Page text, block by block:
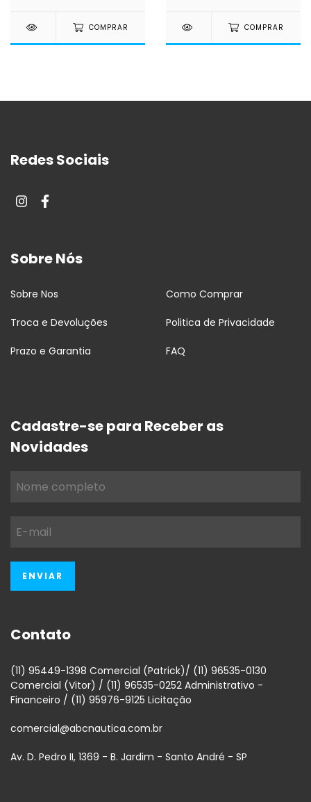
COMPRAR COMPRAR
Redes Sociais
Sobre Nós
Sobre Nos Como Comprar
Troca e Devoluções Politica de Privacidade
Prazo e Garantia FAQ
Cadastre-se para Receber as
Novidades
Contato
(11) 95449-1398 Comercial (Patrick)/ (11) 96535-0130
Comercial (Vitor) / (11) 96535-0252 Administrativo -
Financeiro / (11) 95976-9125 Licitação
comercial@abcnautica.com.br
Av. D. Pedro II, 1369 - B. Jardim - Santo André - SP